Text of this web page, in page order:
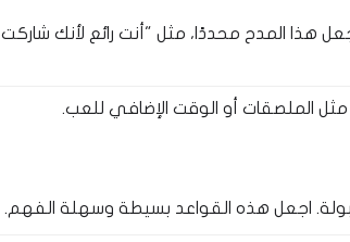
هذا المدح محددًا، مثل "أنت رائع لأنك شاركت
مثل الملصقات أو الوقت الإضافي للعب.
اجعل هذه القواعد بسيطة وسهلة الفهم.